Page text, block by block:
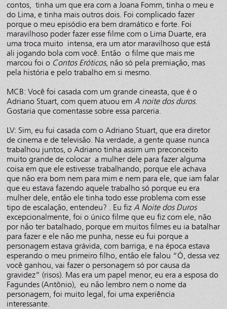
contos, tinha um que era com a Joana Fomm, tinha o meu e
do Lima, e tinha mais outros dois. Foi complicado fazer
porque o meu episódio era bem dramático e forte. Foi
maravilhoso poder fazer esse filme com o Lima Duarte, era
uma troca muito intensa, era um ator maravilhoso que está
ali jogando bola com você. Então o filme que mais me
marcou foi oContos Eróticos, não só pela premiação, mas
pela história e pelo trabalho em si mesmo.
MCB: Você foi casada com um grande cineasta, que é o
Adriano Stuart, com quem atuou emA noite dos duros.
Gostaria que comentasse sobre essa parceria.
LV: Sim, eu fui casada com o Adriano Stuart, que era diretor
de cinema e de televisão. Na verdade, a gente quase nunca
trabalhou juntos, o Adriano tinha assim um preconceito
muito grande de colocar a mulher dele para fazer alguma
coisa em que ele estivesse trabalhando, porque ele achava
que não era bom nem para mim e nem para ele, que iam falar
que eu estava fazendo aquele trabalho só porque eu era
mulher dele, então ele tinha todo esse problema com esse
tipo de escalação, entendeu? . Eu fizA Noite dos Duros
excepcionalmente, foi o único filme que eu fiz com ele, não
por não ter batalhado, porque em muitos filmes eu ia batalhar
para fazer e ele não me punha, nesse eu fui porque a
personagem estava grávida, com barriga, e na época estava
esperando o meu primeiro filho, então ele falou “Ó, dessa vez
você ganhou, vai fazer o personagem só por causa da
gravidez” (risos). Mas era um papel menor, eu era a esposa do
Fagundes (Antônio), eu não lembro nem o nome da
personagem, foi muito legal, foi uma experiência
interessante.